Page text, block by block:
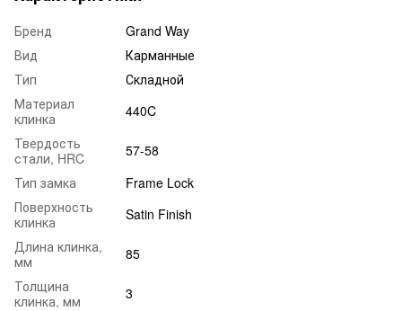
Бренд
Grand Way
Вид
Карманные
Тип
Складной
Материал
клинка
440C
Твердость
стали, HRC
57-58
Тип замка
Frame Lock
Поверхность
клинка
Satin Finish
Длина клинка,
мм
85
Толщина
клинка, мм
3